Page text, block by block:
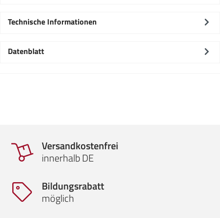
Technische Informationen
Datenblatt
Versandkostenfrei
innerhalb DE
Bildungsrabatt
möglich